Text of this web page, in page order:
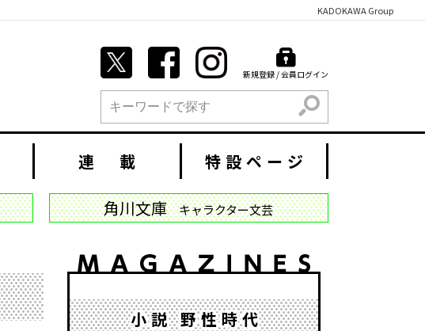
KADOKAWA Group
新規登録 / 会員ログイン
検索
連 載 特設ページ
角川文庫 キャラクター文芸
小説 野性時代